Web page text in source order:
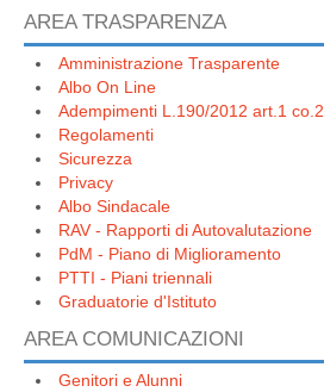
AREA TRASPARENZA
Amministrazione Trasparente
Albo On Line
Adempimenti L.190/2012 art.1 co.2
Regolamenti
Sicurezza
Privacy
Albo Sindacale
RAV - Rapporti di Autovalutazione
PdM - Piano di Miglioramento
PTTI - Piani triennali
Graduatorie d'Istituto
AREA COMUNICAZIONI
Genitori e Alunni